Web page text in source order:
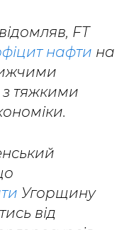
FT
нафти на
з тяжкими
Угорщину
від